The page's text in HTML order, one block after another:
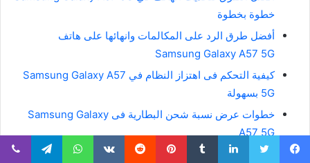
خطوة بخطوة
أفضل طرق الرد على المكالمات وانهائها على هاتف
Samsung Galaxy A57 5G
كيفية التحكم فى اهتزاز النظام في Samsung Galaxy A57
5G بسهولة
خطوات عرض نسبة شحن البطارية فى Samsung Galaxy
A57 5G
كيفية تشغيل اضائة الفلاش عند تلقى مكالمات في Samsung